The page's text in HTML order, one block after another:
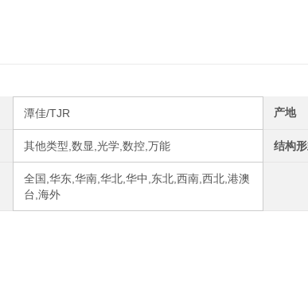
潭佳/TJR 产地
其他类型,数显,光学,数控,万能 结构
全国,华东,华南,华北,华中,东北,西南,西北,港澳
台,海外